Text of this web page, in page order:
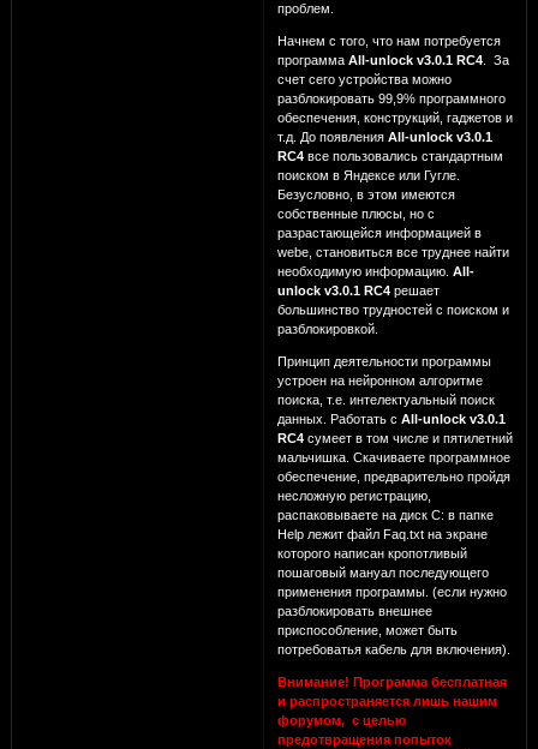
проблем.
Начнем с того, что нам потребуется
программа All-unlock v3.0.1 RC4. За
счет сего устройства можно
разблокировать 99,9% программного
обеспечения, конструкций, гаджетов и
т.д. До появления All-unlock v3.0.1
RC4все пользовались стандартным
поиском в Яндексе или Гугле.
Безусловно, в этом имеются
собственные плюсы, но с
разрастающейся информацией в
webе, становиться все труднее найти
необходимую информацию. All-
unlock v3.0.1 RC4решает
большинство трудностей с поиском и
разблокировкой.
Принцип деятельности программы
устроен на нейронном алгоритме
поиска, т.е. интелектуальный поиск
данных. Работать с All-unlock v3.0.1
RC4сумеет в том числе и пятилетний
мальчишка. Скачиваете программное
обеспечение, предварительно пройдя
несложную регистрацию,
распаковываете на диск C: в папке
Help лежит файл Faq.txt на экране
которого написан кропотливый
пошаговый мануал последующего
применения программы. (если нужно
разблокировать внешнее
приспособление, может быть
потребоватья кабель для включения).
Внимание! Программа бесплатная
и распространяется лишь нашим
форумом, с целью
предотвращения попыток